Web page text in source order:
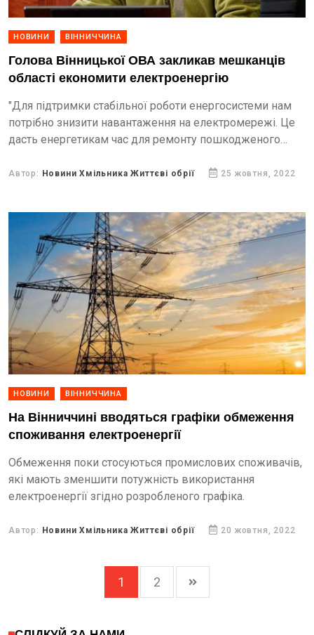
НОВИНИ ВІННИЧЧИНА
Голова Вінницької ОВА закликав мешканців
області економити електроенергію
"Для підтримки стабільної роботи енергосистеми нам
потрібно знизити навантаження на електромережі. Це
дасть енергетикам час для ремонту пошкодженого
Автор: Новини Хмільника Життєві обрії 25 жовтня, 2022
НОВИНИ ВІННИЧЧИНА
На Вінниччині вводяться графіки обмеження
споживання електроенергії
Обмеження поки стосуються промислових споживачів,
які мають зменшити потужність використання
електроенергії згідно розробленого графіка.
Автор: Новини Хмільника Життєві обрії 20 жовтня, 2022
1 2